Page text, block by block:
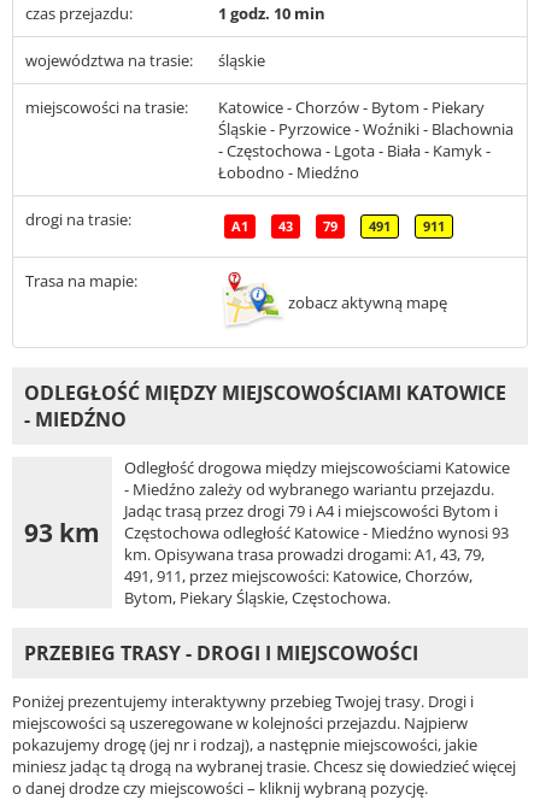
czas przejazdu: 1 godz. 10 min
województwa na trasie: śląskie
miejscowości na trasie:
Katowice - Chorzów - Bytom - Piekary
Śląskie - Pyrzowice - Woźniki - Blachownia
- Częstochowa - Lgota - Biała - Kamyk -
Łobodno - Miedźno
drogi na trasie: A1 43 79 491 911
Trasa na mapie:
zobacz aktywną mapę
ODLEGŁOŚĆ MIĘDZY MIEJSCOWOŚCIAMI KATOWICE
- MIEDŹNO
93 km
Odległość drogowa między miejscowościami Katowice
- Miedźno zależy od wybranego wariantu przejazdu.
Jadąc trasą przez drogi 79 i A4 i miejscowości Bytom i
Częstochowa odległość Katowice - Miedźno wynosi 93
km. Opisywana trasa prowadzi drogami: A1, 43, 79,
491, 911, przez miejscowości: Katowice, Chorzów,
Bytom, Piekary Śląskie, Częstochowa.
PRZEBIEG TRASY - DROGI I MIEJSCOWOŚCI
Poniżej prezentujemy interaktywny przebieg Twojej trasy. Drogi i
miejscowości są uszeregowane w kolejności przejazdu. Najpierw
pokazujemy drogę (jej nr i rodzaj), a następnie miejscowości, jakie
miniesz jadąc tą drogą na wybranej trasie. Chcesz się dowiedzieć więcej
o danej drodze czy miejscowości – kliknij wybraną pozycję.